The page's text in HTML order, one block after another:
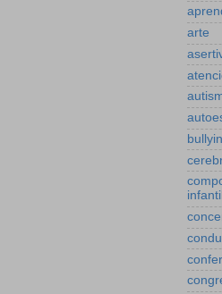
arte
infantil